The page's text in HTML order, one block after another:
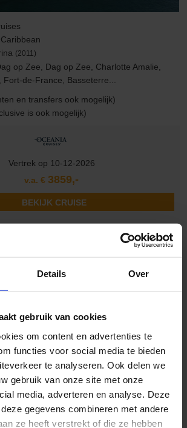
Details Over
gebruik van cookies
om content en advertenties te
functies voor social media te bieden
te analyseren. Ook delen we
gebruik van onze site met onze
media, adverteren en analyse. Deze
gegevens combineren met andere
ze heeft verstrekt of die ze hebben
(2011)
op Zee, Dag op Zee, Charlotte Amalie,
de-France, Basseterre...
en transfers ook mogelijk)
is ook mogelijk)
Vertrek op 10-12-2026
v.a. € 3859,-
BEKIJK CRUISE